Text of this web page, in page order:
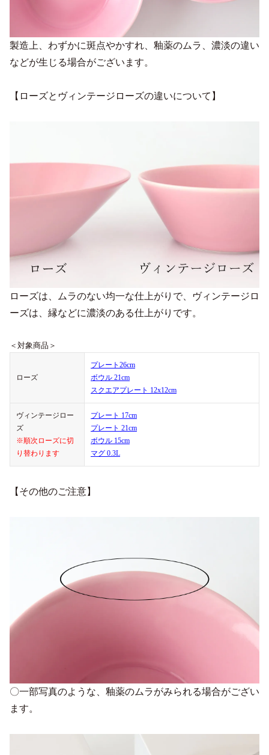
製造上、わずかに斑点やかすれ、釉薬のムラ、濃淡の違い
などが生じる場合がございます。
【ローズとヴィンテージローズの違いについて】
ローズは、ムラのない均一な仕上がりで、ヴィンテージロ
ーズは、縁などに濃淡のある仕上がりです。
＜対象商品＞
ローズ
プレート26cm
ボウル 21cm
スクエアプレート 12x12cm
ヴィンテージロー
ズ
※順次ローズに切
り替わります
プレート 17cm
プレート 21cm
ボウル 15cm
マグ 0.3L
【その他のご注意】
〇一部写真のような、釉薬のムラがみられる場合がござい
ます。